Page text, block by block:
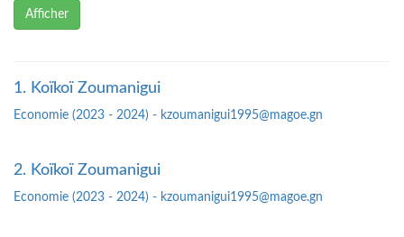
Afficher
1. Koïkoï Zoumanigui
Economie (2023 - 2024) - kzoumanigui1995@magoe.gn
2. Koïkoï Zoumanigui
Economie (2023 - 2024) - kzoumanigui1995@magoe.gn